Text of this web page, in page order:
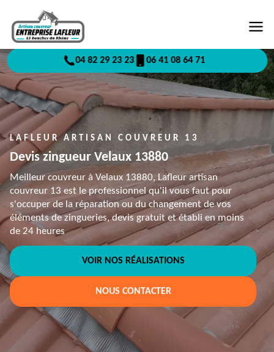
04 82 29 23 23 06 41 08 64 71
LAFLEUR ARTISAN COUVREUR 13
Devis zingueur Velaux 13880
Meilleur couvreur à Velaux 13880, Lafleur artisan
couvreur 13 est le professionnel qu'il vous faut pour
s'occuper de la réparation ou du changement de vos
éléments de zingueries, devis gratuit et établi en moins
de 24 heures
VOIR NOS RÉALISATIONS
NOUS CONTACTER